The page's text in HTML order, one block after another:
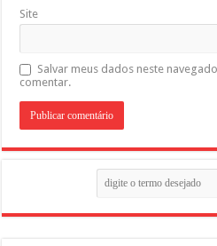
Site
Salvar meus dados neste
comentar.